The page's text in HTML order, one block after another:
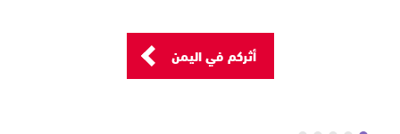
أثركم في اليمن